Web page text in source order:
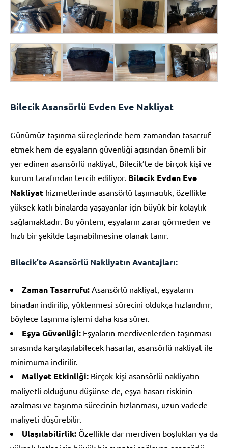
Bilecik Asansörlü Evden Eve Nakliyat
Günümüz taşınma süreçlerinde hem zamandan tasarruf
etmek hem de eşyaların güvenliği açısından önemli bir
yer edinen asansörlü nakliyat, Bilecik’te de birçok kişi ve
kurum tarafından tercih ediliyor. Bilecik Evden Eve
Nakliyat hizmetlerinde asansörlü taşımacılık, özellikle
yüksek katlı binalarda yaşayanlar için büyük bir kolaylık
sağlamaktadır. Bu yöntem, eşyaların zarar görmeden ve
hızlı bir şekilde taşınabilmesine olanak tanır.
Bilecik’te Asansörlü Nakliyatın Avantajları:
Zaman Tasarrufu: Asansörlü nakliyat, eşyaların
binadan indirilip, yüklenmesi sürecini oldukça hızlandırır,
böylece taşınma işlemi daha kısa sürer.
Eşya Güvenliği: Eşyaların merdivenlerden taşınması
sırasında karşılaşılabilecek hasarlar, asansörlü nakliyat ile
minimuma indirilir.
Maliyet Etkinliği: Birçok kişi asansörlü nakliyatın
maliyetli olduğunu düşünse de, eşya hasarı riskinin
azalması ve taşınma sürecinin hızlanması, uzun vadede
maliyeti düşürebilir.
Ulaşılabilirlik: Özellikle dar merdiven boşlukları ya da